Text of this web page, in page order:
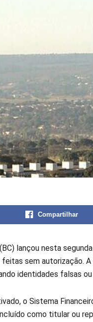
Compartilhar
lançou nesta
sem autorização.
identidades falsas
o Sistema
como titular ou